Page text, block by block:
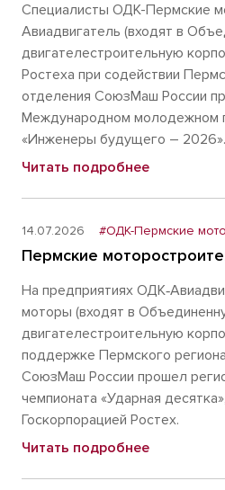
Специалисты ОДК-Пермские
Авиадвигатель (входят в
двигателестроительную
Ростеха при содействии
отделения СоюзМаш России
Международном молодежном
«Инженеры будущего – 2026».
Читать подробнее
14.07.2026 #ОДК-Пермские
Пермские
На предприятиях
моторы (входят в
двигателестроительную
поддержке Пермского
СоюзМаш России прошел
чемпионата «Ударная
Госкорпорацией Ростех.
Читать подробнее